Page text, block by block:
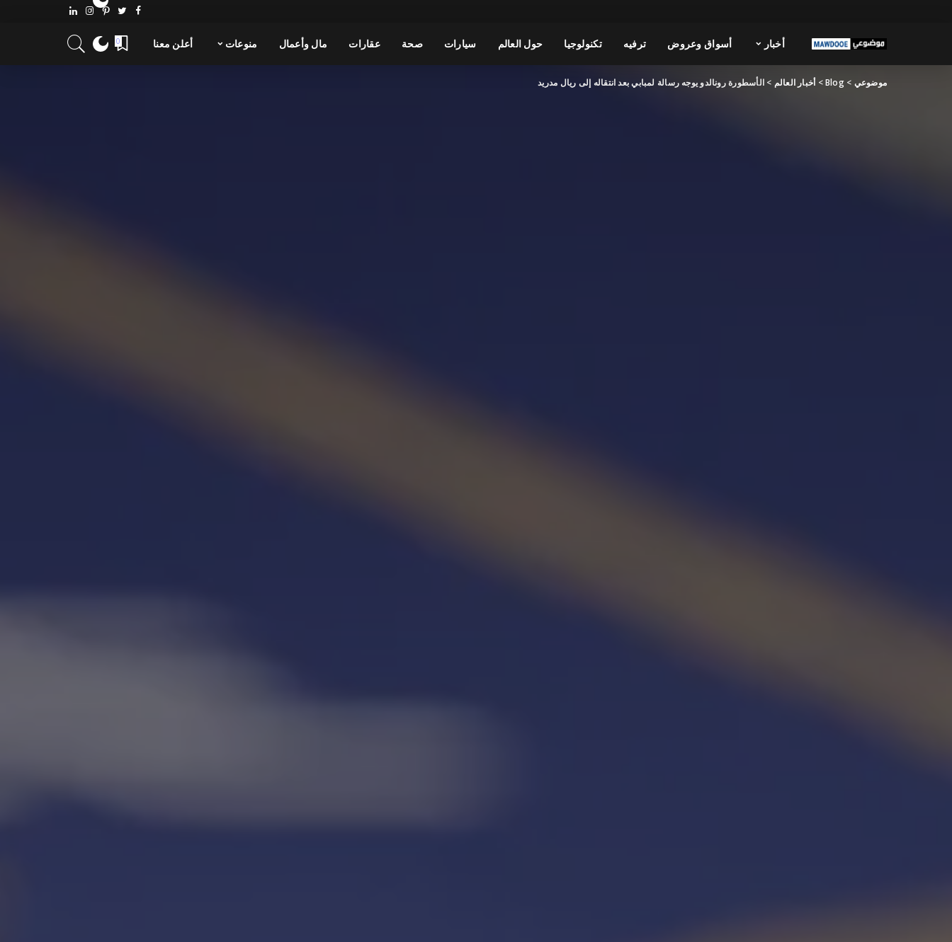
أخبار أسواق وعروض ترفيه تكنولوجيا حول العالم سيارات صحة عقارات مال وأعمال منوعات أعلن معنا 0
موضوعي >
Blog
> أخبار العالم >الأسطورة رونالدو يوجه رسالة لمبابي بعد انتقاله إلى ريال مدريد